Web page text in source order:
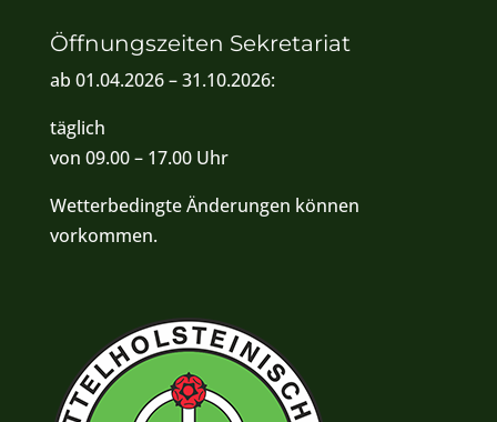
Öffnungszeiten Sekretariat
ab 01.04.2026 – 31.10.2026:
täglich
von 09.00 – 17.00 Uhr
Wetterbedingte Änderungen können
vorkommen.